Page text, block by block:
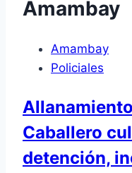
Amambay
Amambay
Policiales
Caballero
detención,